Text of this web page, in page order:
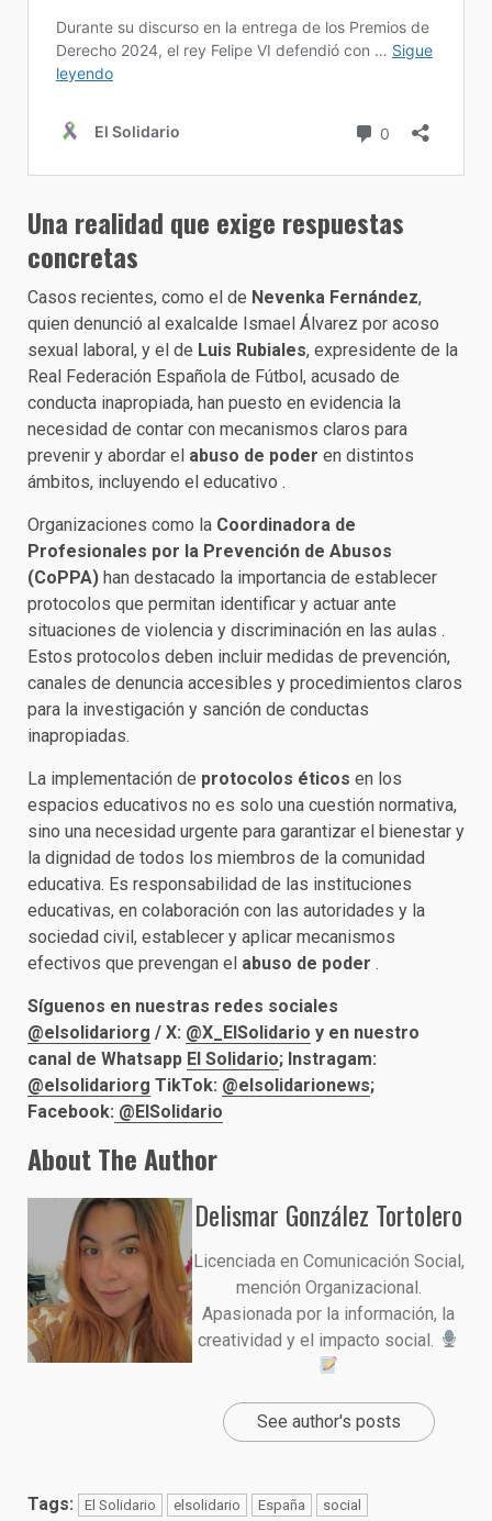
Una realidad que exige respuestas
concretas
Casos recientes, como el de Nevenka Fernández,
quien denunció al exalcalde Ismael Álvarez por acoso
sexual laboral, y el de Luis Rubiales, expresidente de la
Real Federación Española de Fútbol, acusado de
conducta inapropiada, han puesto en evidencia la
necesidad de contar con mecanismos claros para
prevenir y abordar el abuso de poder en distintos
ámbitos, incluyendo el educativo .
Organizaciones como la Coordinadora de
Profesionales por la Prevención de Abusos
(CoPPA) han destacado la importancia de establecer
protocolos que permitan identificar y actuar ante
situaciones de violencia y discriminación en las aulas .
Estos protocolos deben incluir medidas de prevención,
canales de denuncia accesibles y procedimientos claros
para la investigación y sanción de conductas
inapropiadas.
La implementación de protocolos éticos en los
espacios educativos no es solo una cuestión normativa,
sino una necesidad urgente para garantizar el bienestar y
la dignidad de todos los miembros de la comunidad
educativa. Es responsabilidad de las instituciones
educativas, en colaboración con las autoridades y la
sociedad civil, establecer y aplicar mecanismos
efectivos que prevengan el abuso de poder .
Síguenos en nuestras redes sociales
@elsolidariorg / X: @X_ElSolidario y en nuestro
canal de Whatsapp El Solidario; Instragam:
@elsolidariorg TikTok: @elsolidarionews;
Facebook: @ElSolidario
About The Author
Delismar González Tortolero
Licenciada en Comunicación Social,
mención Organizacional.
Apasionada por la información, la
creatividad y el impacto social.
See author's posts
Tags: El Solidario elsolidario España social